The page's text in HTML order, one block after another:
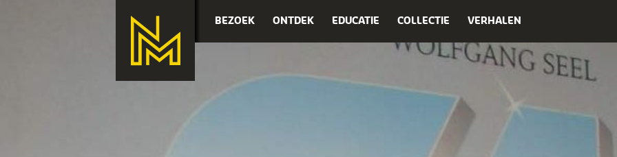
BEZOEK ONTDEK EDUCATIE COLLECTIE VERHALEN